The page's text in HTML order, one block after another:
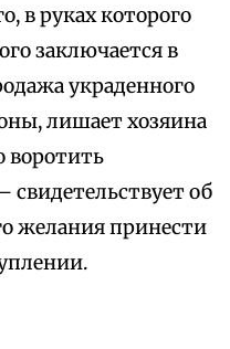
в руках которого
заключается в
украденного
лишает хозяина
воротить
об
желания принести